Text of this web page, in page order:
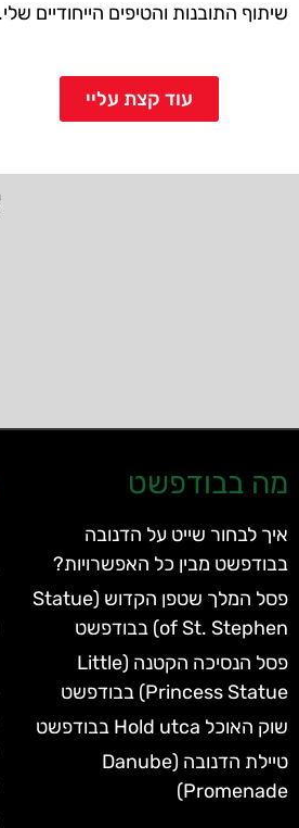
שיתוף התובנות והטיפים הייחודיים שלי.
עוד קצת עליי
מה בבודפשט
איך לבחור שייט על הדנובה
בבודפשט מבין כל האפשרויות?
פסל המלך שטפן הקדוש (Statue
of St. Stephen) בבודפשט
פסל הנסיכה הקטנה (Little
Princess Statue) בבודפשט
שוק האוכל Hold utca בבודפשט
טיילת הדנובה (Danube
Promenade)